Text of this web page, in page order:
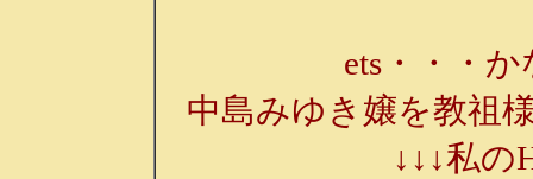
ets・・・
中島みゆき嬢を教祖
↓↓↓私の